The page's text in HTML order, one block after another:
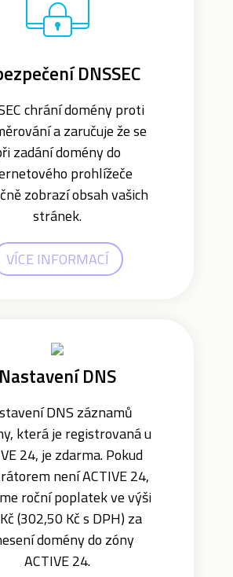
DNSSEC
chrání domény proti
a zaručuje že se
zadání domény do
prohlížeče
zobrazí obsah vašich
stránek.
VÍCE INFORMACÍ
Nastavení DNS
DNS záznamů
která je registrovaná u
24, je zdarma. Pokud
není ACTIVE 24,
roční poplatek ve výši
(302,50 Kč s DPH) za
domény do zóny
ACTIVE 24.